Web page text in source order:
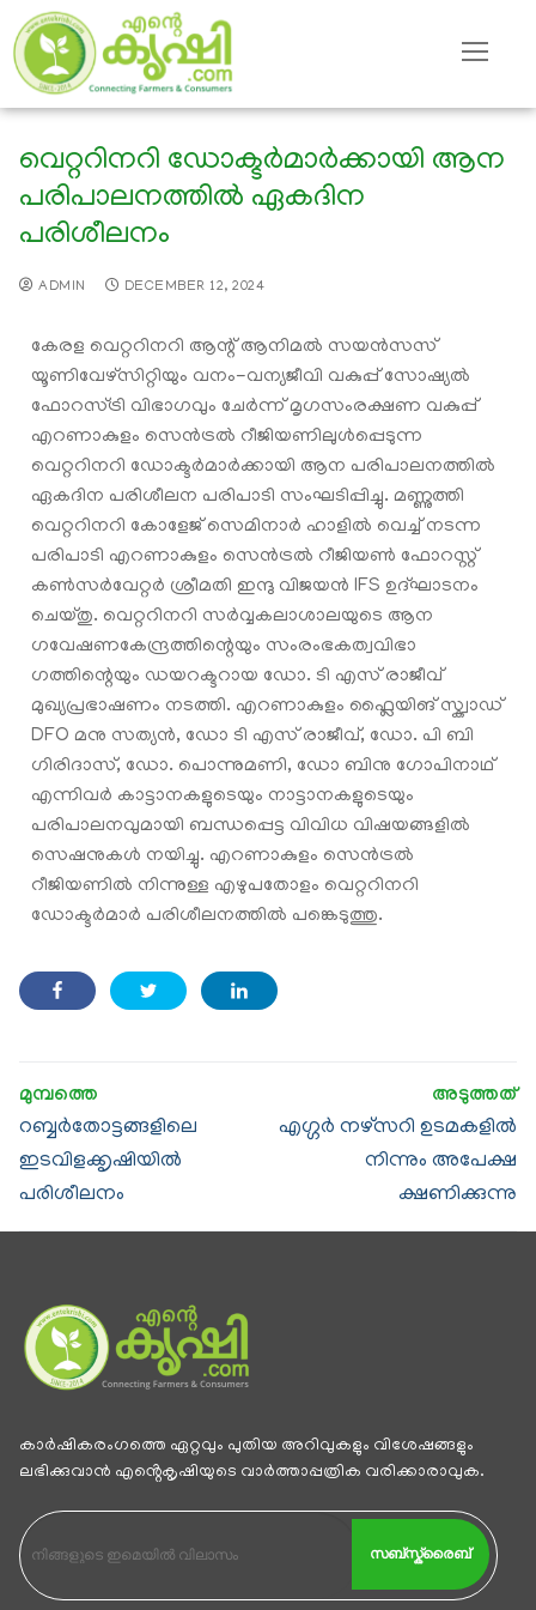
വെറ്ററിനറി ഡോക്ടർമാർക്കായി ആന
പരിപാലനത്തിൽ ഏകദിന
പരിശീലനം
ADMIN DECEMBER 12, 2024
കേരള വെറ്ററിനറി ആന്റ് ആനിമൽ സയൻസസ്
യൂണിവേഴ്സിറ്റിയും വനം-വന്യജീവി വകുപ്പ് സോഷ്യൽ
ഫോറസ്ട്രി വിഭാഗവും ചേർന്ന് മൃഗസംരക്ഷണ വകുപ്പ്
എറണാകുളം സെൻട്രൽ റീജിയണിലുൾപ്പെടുന്ന
വെറ്ററിനറി ഡോക്ടർമാർക്കായി ആന പരിപാലനത്തിൽ
ഏകദിന പരിശീലന പരിപാടി സംഘടിപ്പിച്ചു. മണ്ണുത്തി
വെറ്ററിനറി കോളേജ് സെമിനാർ ഹാളിൽ വെച്ച് നടന്ന
പരിപാടി എറണാകുളം സെൻട്രൽ റീജിയൺ ഫോറസ്റ്റ്
കൺസർവേറ്റർ ശ്രീമതി ഇന്ദു വിജയൻ IFS ഉദ്ഘാടനം
ചെയ്തു. വെറ്ററിനറി സർവ്വകലാശാലയുടെ ആന
ഗവേഷണകേന്ദ്രത്തിന്റെയും സംരംഭകത്വവിഭാ​
ഗത്തിന്റെയും ഡയറക്ടറായ ​ഡോ. ടി എസ് രാജീവ്
മുഖ്യപ്രഭാഷണം നടത്തി. എറണാകുളം ഫ്ലൈയിങ് സ്ക്വാഡ്
DFO മനു സത്യൻ, ഡോ ടി എസ് രാജീവ്, ഡോ. പി ബി ​
ഗിരിദാസ്, ഡോ. പൊന്നുമണി, ഡോ ബിനു ​ഗോപിനാഥ്
എന്നിവർ കാട്ടാനകളുടെയും നാട്ടാനകളുടെയും
പരിപാലനവുമായി ബന്ധപ്പെട്ട വിവിധ വിഷയങ്ങളിൽ
സെഷനുകൾ നയിച്ചു. എറണാകുളം സെൻട്രൽ
റീജിയണിൽ നിന്നുള്ള എഴുപതോളം വെറ്ററിനറി
ഡോക്ടർമാർ പരിശീലനത്തിൽ പങ്കെടുത്തു.
റബ്ബര്‍തോട്ടങ്ങളിലെ
ഇടവിളക്കൃഷിയില്‍
പരിശീലനം
എഗ്ഗര്‍ നഴ്സറി ഉടമകളില്‍
നിന്നും അപേക്ഷ
ക്ഷണിക്കുന്നു
കാര്‍ഷികരംഗത്തെ ഏറ്റവും പുതിയ അറിവുകളും വിശേഷങ്ങളും
ലഭിക്കുവാന്‍ എൻ്റെകൃഷിയുടെ വാര്‍ത്താപ്പത്രിക വരിക്കാരാവുക.
സബ്സ്ക്രൈബ്